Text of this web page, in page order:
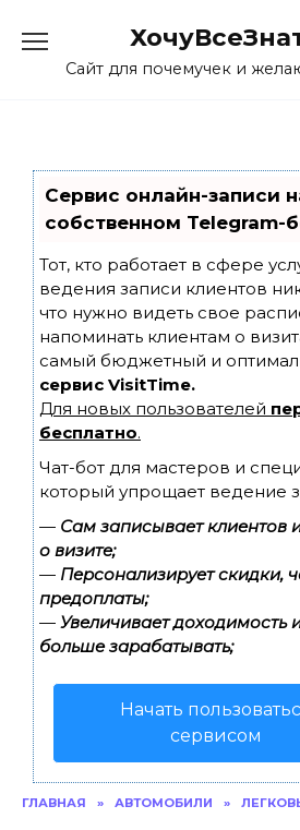
contentСайт для почемучек и
Сервис онлайн-записи
собственном Telegram-
Тот, кто работает в сфере
ведения записи клиентов
что нужно видеть свое
напоминать клиентам о
самый бюджетный и
сервис VisitTime.
Для новых пользователей
бесплатно.
Чат-бот для мастеров и
который упрощает ведение
— Сам записывает клиентов
о визите;
— Персонализирует скидки,
предоплаты;
— Увеличивает доходимость
больше зарабатывать;
Начать
сервисом
ГЛАВНАЯ » АВТОМОБИЛИ »